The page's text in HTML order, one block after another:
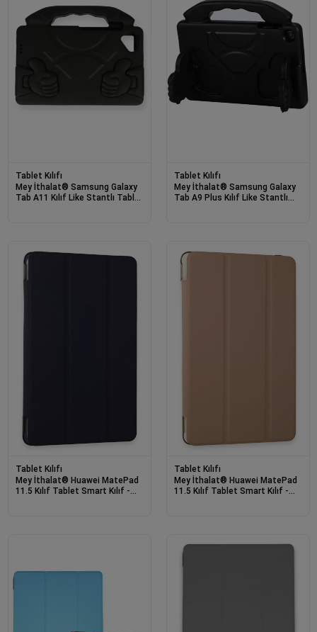
Tablet Kılıfı
Mey İthalat® Samsung Galaxy
Tab A11 Kılıf Like Stantlı Tablet
Tablet Kılıfı
Mey İthalat® Samsung Galaxy
Tab A9 Plus Kılıf Like Stantlı
Tablet Kılıfı
Mey İthalat® Huawei MatePad
11.5 Kılıf Tablet Smart Kılıf -
Tablet Kılıfı
Mey İthalat® Huawei MatePad
11.5 Kılıf Tablet Smart Kılıf -